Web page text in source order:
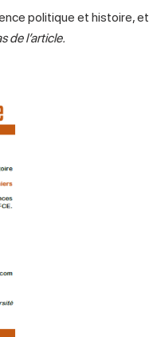
politique et histoire, et
de l’article.